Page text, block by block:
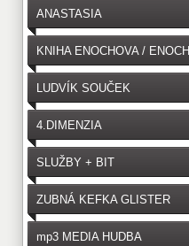
(ENGLISH)
ANASTASIA
KNIHA ENOCHOVA / ENOCH
LUDVÍK SOUČEK
4.DIMENZIA
SLUŽBY + BIT
ZUBNÁ KEFKA GLISTER
mp3 MEDIA HUDBA